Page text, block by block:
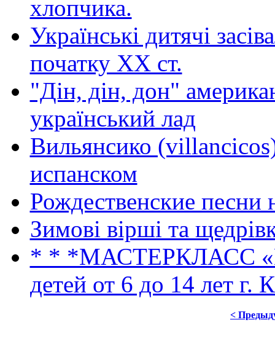
хлопчика.
Українські дитячі
початку XX cт.
"Дін, дін, дон"
український лад
Вильянсико
испанском
Рождественские песни
Зимові вірші та
* * *МАСТЕРКЛАСС
детей от 6 до 14 лет г.
<